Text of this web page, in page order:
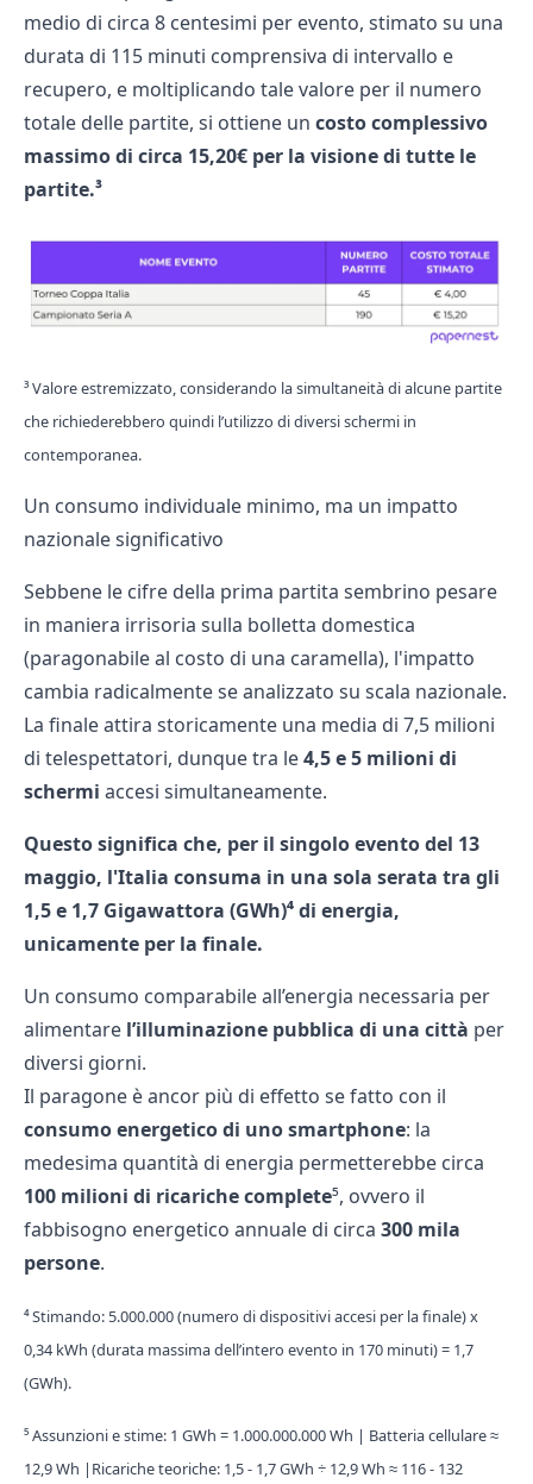
medio di circa 8 centesimi per evento, stimato su una
durata di 115 minuti comprensiva di intervallo e
recupero, e moltiplicando tale valore per il numero
totale delle partite, si ottiene un costo complessivo
massimo di circa 15,20€ per la visione di tutte le
partite.³
³ Valore estremizzato, considerando la simultaneità di alcune partite
che richiederebbero quindi l’utilizzo di diversi schermi in
contemporanea.
Un consumo individuale minimo, ma un impatto
nazionale significativo
Sebbene le cifre della prima partita sembrino pesare
in maniera irrisoria sulla bolletta domestica
(paragonabile al costo di una caramella), l'impatto
cambia radicalmente se analizzato su scala nazionale.
La finale attira storicamente una media di 7,5 milioni
di telespettatori, dunque tra le4,5 e 5 milioni di
schermi accesi simultaneamente.
Questo significa che, per il singolo evento del 13
maggio, l'Italia consuma in una sola serata tra gli
1,5 e 1,7 Gigawattora (GWh)⁴ di energia,
unicamente per la finale.
Un consumo comparabile all’energia necessaria per
alimentare l’illuminazione pubblica di una città per
diversi giorni.
Il paragone è ancor più di effetto se fatto con il
consumo energetico di uno smartphone: la
medesima quantità di energia permetterebbe circa
100 milioni di ricariche complete⁵, ovvero il
fabbisogno energetico annuale di circa 300 mila
persone.
⁴ Stimando: 5.000.000 (numero di dispositivi accesi per la finale) x
0,34 kWh (durata massima dell’intero evento in 170 minuti) = 1,7
(GWh).
⁵ Assunzioni e stime: 1 GWh = 1.000.000.000 Wh | Batteria cellulare ≈
12,9 Wh |Ricariche teoriche: 1,5 - 1,7 GWh ÷ 12,9 Wh ≈ 116 - 132